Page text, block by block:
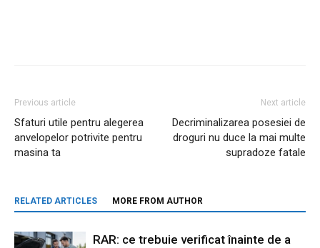
Previous article
Sfaturi utile pentru alegerea
anvelopelor potrivite pentru
masina ta
Next article
Decriminalizarea posesiei de
droguri nu duce la mai multe
supradoze fatale
RELATED ARTICLES MORE FROM AUTHOR
RAR: ce trebuie verificat înainte de a